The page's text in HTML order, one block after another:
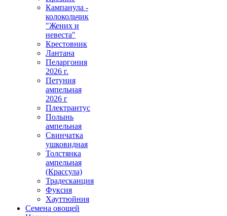
Кампанула -
колокольчик
"Жених и
невеста"
Крестовник
Лантана
Пеларгония
2026 г.
Петуния
ампельная
2026 г
Плектрантус
Полынь
ампельная
Свинчатка
ушковидная
Толстянка
ампельная
(Крассула)
Традесканция
Фуксия
Хауттюйния
Семена овощей